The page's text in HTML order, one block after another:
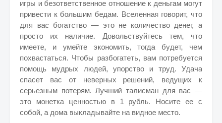
игры и безответственное отношение к деньгам могут
привести к большим бедам. Вселенная говорит, что
для вас богатство — это не количество денег, а
просто их наличие. Довольствуйтесь тем, что
имеете, и умейте экономить, тогда будет, чем
похвастаться. Чтобы разбогатеть, вам потребуется
помощь мудрых людей, упорство и труд. Удача
спасет вас от неверных решений, ведущих к
серьезным потерям. Лучший талисман для вас —
это монетка ценностью в 1 рубль. Носите ее с
собой, а дома выкладывайте на видное место.